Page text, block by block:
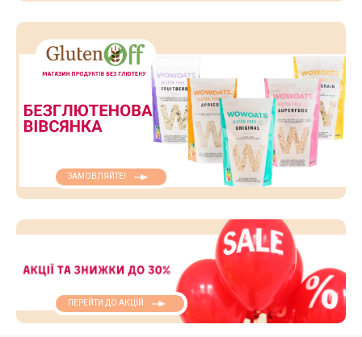
ЗАМОВЛЯЙТЕ!
ПЕРЕЙТИ ДО АКЦІЙ